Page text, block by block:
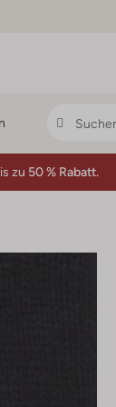
zu 50 % Rabatt.